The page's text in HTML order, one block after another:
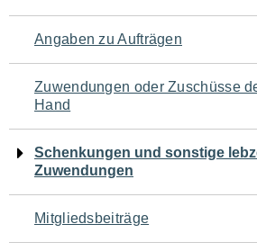
Angaben zu Aufträgen
Zuwendungen oder Zuschüsse
Hand
Schenkungen und sonstige
Zuwendungen
Mitgliedsbeiträge